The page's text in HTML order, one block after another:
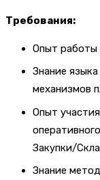
Требования:
Опыт работы
Знание
механизмов
Опыт
Закупки/
Знание